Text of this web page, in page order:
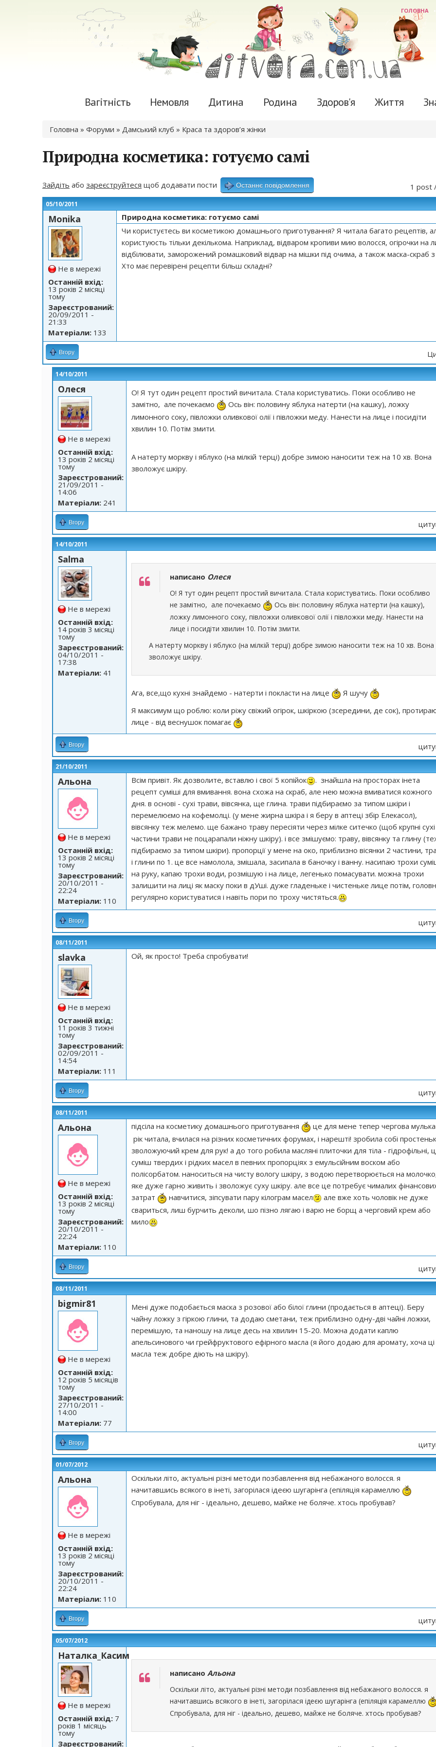
ГОЛОВНА
Вагітність Немовля Дитина Родина Здоров'я Життя
Ви є тут
Головна » Форуми » Дамський клуб » Краса та здоров’я жінки
Природна косметика: готуємо самі
1 post
Зайдіть або зареєструйтеся щоб додавати пости Останнє повідомлення
05/10/2011
Monika
Не в мережі
Останній вхід:
13 років 2 місяці
тому
Зареєстрований:
20/09/2011 -
21:33
Матеріали: 133
Природна косметика: готуємо самі
Чи користуєтесь ви косметикою домашнього приготування? Я читала багато рецептів,
користуюсть тільки декількома. Наприклад, відваром кропиви мию волосся, огірочки на
відбілювати, заморожений ромашковий відвар на мішки під очима, а також маска-скраб
Хто має перевірені рецепти більш складні?
Вгору
14/10/2011
Олеся
Не в мережі
Останній вхід:
13 років 2 місяці
тому
Зареєстрований:
21/09/2011 -
14:06
Матеріали: 241
О! Я тут один рецепт простий вичитала. Стала користуватись. Поки особливо не
замітно, але почекаємо
Ось він: половину яблука натерти (на кашку), ложку
лимонного соку, півложки оливкової олії і півложки меду. Нанести на лице і посидіти
хвилин 10. Потім змити.
А натерту моркву і яблуко (на мілкій терці) добре зимою наносити теж на 10 хв. Вона
зволожує шкіру.
Вгору
14/10/2011
Salma
Не в мережі
Останній вхід:
14 років 3 місяці
тому
Зареєстрований:
04/10/2011 -
17:38
Матеріали: 41
написано Олеся
О! Я тут один рецепт простий вичитала. Стала користуватись. Поки особливо
не замітно, але почекаємо
Ось він: половину яблука натерти (на кашку),
ложку лимонного соку, півложки оливкової олії і півложки меду. Нанести на
лице і посидіти хвилин 10. Потім змити.
А натерту моркву і яблуко (на мілкій терці) добре зимою наносити теж на 10 хв. Вона
зволожує шкіру.
Ага, все,що кухні знайдемо - натерти і покласти на лице
Я шучу
Я максимум що роблю: коли ріжу свіжий огірок, шкіркою (зсередини, де сок),
лице - від веснушок помагає
Вгору
21/10/2011
Альона
Не в мережі
Останній вхід:
13 років 2 місяці
тому
Зареєстрований:
20/10/2011 -
22:24
Матеріали: 110
Всім привіт. Як дозволите, вставлю і свої 5 копійок
. знайшла на просторах інета
рецепт суміші для вмивання. вона схожа на скраб, але нею можна вмиватися кожного
дня. в основі - сухі трави, вівсянка, ще глина. трави підбираємо за типом шкіри і
перемелюємо на кофемолці. (у мене жирна шкіра і я беру в аптеці збір Елекасол),
вівсянку теж мелемо. ще бажано траву пересіяти через мілке ситечко (щоб крупні сухі
частини трави не поцарапали ніжну шкіру). і все змішуємо: траву, вівсянку та глину
підбираємо за типом шкіри). пропорції у мене на око, приблизно вісянки 2 частини,
і глини по 1. це все намолола, змішала, засипала в баночку і ванну. насипаю трохи
на руку, капаю трохи води, розмішую і на лице, легенько помасувати. можна трохи
залишити на лиці як маску поки в дУші. дуже гладеньке і чистеньке лице потім,
регулярно користуватися і навіть пори по троху чистяться.
Вгору
08/11/2011
slavka
Не в мережі
Останній вхід:
11 років 3 тижні
тому
Зареєстрований:
02/09/2011 -
14:54
Матеріали: 111
Ой, як просто! Треба спробувати!
Вгору
08/11/2011
Альона
Не в мережі
Останній вхід:
13 років 2 місяці
тому
Зареєстрований:
20/10/2011 -
22:24
Матеріали: 110
підсіла на косметику домашнього приготування
це для мене тепер чергова мулька
рік читала, вчилася на різних косметичних форумах, і нарешті! зробила собі
зволожуючий крем для рук! а до того робила масляні плиточки для тіла - гідрофільні,
суміш твердих і рідких масел в певних пропорціях з емульсійним воском або
полісорбатом. наноситься на чисту вологу шкіру, з водою перетворюється на
яке дуже гарно живить і зволожує суху шкіру. але все це потребує чималих
затрат
навчитися, зіпсувати пару кілограм масел
але вже хоть чоловік не дуже
свариться, лиш бурчить деколи, шо пізно лягаю і варю не борщ а черговий крем або
мило
Вгору
08/11/2011
bigmir81
Не в мережі
Останній вхід:
12 років 5 місяців
тому
Зареєстрований:
27/10/2011 -
14:00
Матеріали: 77
Мені дуже подобається маска з розової або білої глини (продається в аптеці). Беру
чайну ложку з гіркою глини, та додаю сметани, теж приблизно одну-дві чайні ложки,
перемішую, та наношу на лице десь на хвилин 15-20. Можна додати каплю
апельсинового чи грейфруктового ефірного масла (я його додаю для аромату, хоча ці
масла теж добре діють на шкіру).
Вгору
01/07/2012
Альона
Не в мережі
Останній вхід:
13 років 2 місяці
тому
Зареєстрований:
20/10/2011 -
22:24
Матеріали: 110
Оскільки літо, актуальні різні методи позбавлення від небажаного волосся. я
начитавшись всякого в інеті, загорілася ідеєю шугарінга (епіляція карамеллю
Спробувала, для ніг - ідеально, дешево, майже не боляче. хтось пробував?
Вгору
05/07/2012
Наталка_Касим
Не в мережі
Останній вхід: 7
років 1 місяць
тому
Зареєстрований:
написано Альона
Оскільки літо, актуальні різні методи позбавлення від небажаного волосся. я
начитавшись всякого в інеті, загорілася ідеєю шугарінга (епіляція карамеллю
Спробувала, для ніг - ідеально, дешево, майже не боляче. хтось пробував?